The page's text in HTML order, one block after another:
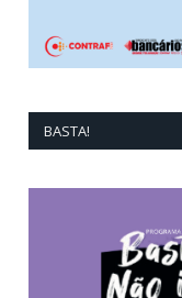
BASTA!